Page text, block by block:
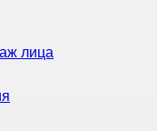
лица